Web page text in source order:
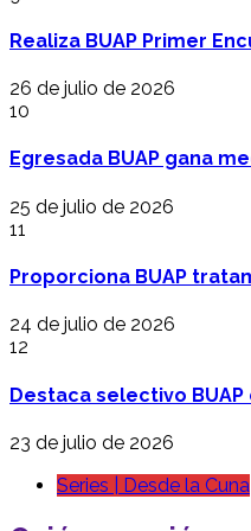
Realiza BUAP Primer
26 de julio de 2026
10
Egresada BUAP gana
25 de julio de 2026
11
Proporciona BUAP
24 de julio de 2026
12
Destaca selectivo
23 de julio de 2026
Series | Desde la Cuna